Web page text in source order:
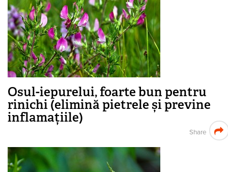
Osul-iepurelui, foarte bun pentru
rinichi (elimină pietrele și previne
inflamațiile)
Share